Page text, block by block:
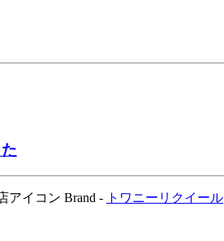
Brand - トワニー リクイール